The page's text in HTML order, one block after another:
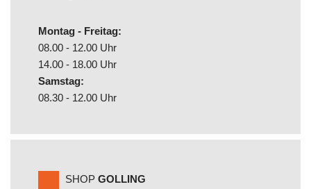
Montag - Freitag:
08.00 - 12.00 Uhr
14.00 - 18.00 Uhr
Samstag:
08.30 - 12.00 Uhr
SHOP GOLLING